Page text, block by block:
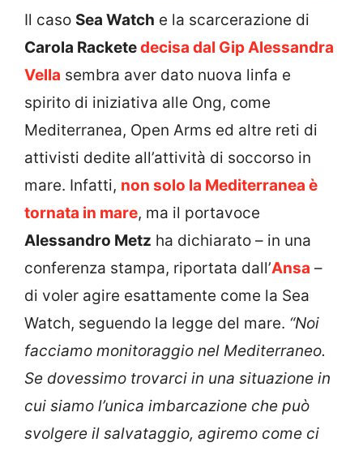
Il caso Sea Watch e la scarcerazione di
Carola Racketedecisa dal Gip Alessandra
Vella sembra aver dato nuova linfa e
spirito di iniziativa alle Ong, come
Mediterranea, Open Arms ed altre reti di
attivisti dedite all’attività di soccorso in
mare. Infatti, non solo la Mediterranea è
tornata in mare, ma il portavoce
Alessandro Metz ha dichiarato – in una
conferenza stampa, riportata dall’Ansa –
di voler agire esattamente come la Sea
Watch, seguendo la legge del mare. “Noi
facciamo monitoraggio nel Mediterraneo.
Se dovessimo trovarci in una situazione in
cui siamo l’unica imbarcazione che può
svolgere il salvataggio, agiremo come ci